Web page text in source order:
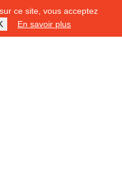
ce site, vous acceptez
En savoir plus